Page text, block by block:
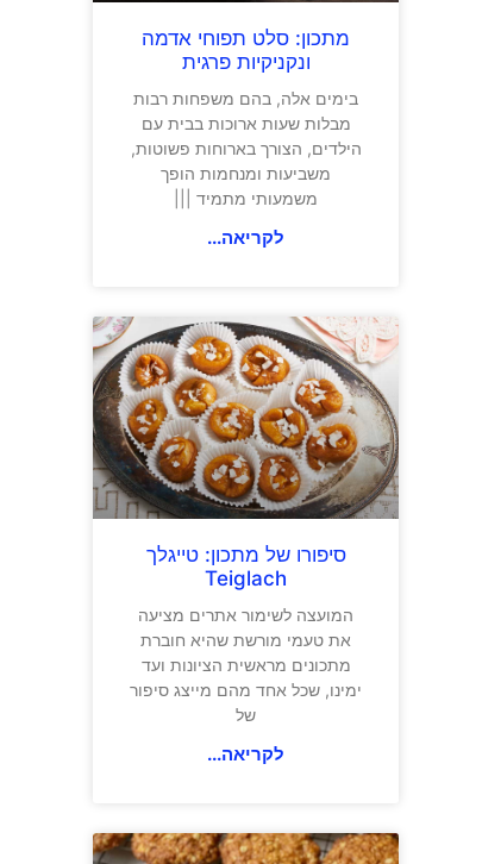
מתכון: סלט תפוחי אדמה
ונקניקיות פרגית
בימים אלה, בהם משפחות רבות
מבלות שעות ארוכות בבית עם
הילדים, הצורך בארוחות פשוטות,
משביעות ומנחמות הופך
משמעותי מתמיד |||
לקריאה...
סיפורו של מתכון: טייגלך
Teiglach
המועצה לשימור אתרים מציעה
את טעמי מורשת שהיא חוברת
מתכונים מראשית הציונות ועד
ימינו, שכל אחד מהם מייצג סיפור
של
לקריאה...